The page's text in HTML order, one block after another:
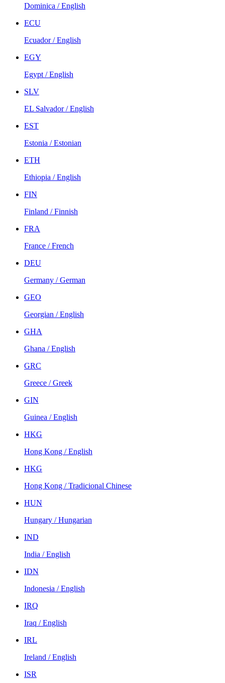
Dominica / English
ECU
Ecuador / English
EGY
Egypt / English
SLV
EL Salvador / English
EST
Estonia / Estonian
ETH
Ethiopia / English
FIN
Finland / Finnish
FRA
France / French
DEU
Germany / German
GEO
Georgian / English
GHA
Ghana / English
GRC
Greece / Greek
GIN
Guinea / English
HKG
Hong Kong / English
HKG
Hong Kong / Tradicional Chinese
HUN
Hungary / Hungarian
IND
India / English
IDN
Indonesia / English
IRQ
Iraq / English
IRL
Ireland / English
ISR